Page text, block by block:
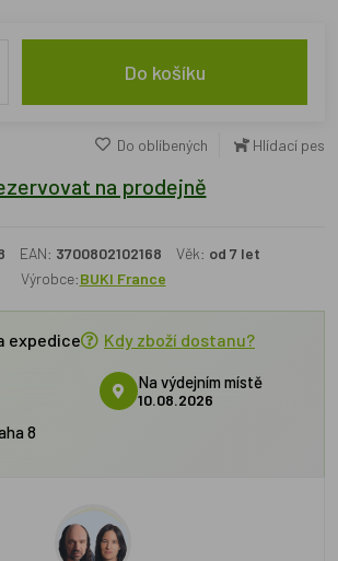
Do košíku
Do oblíbených Hlídací pes
na prodejně
EAN: 3700802102168 Věk: od 7 let
Výrobce:BUKI France
expedice Kdy zboží dostanu?
Na výdejním místě
10.08.2026
8